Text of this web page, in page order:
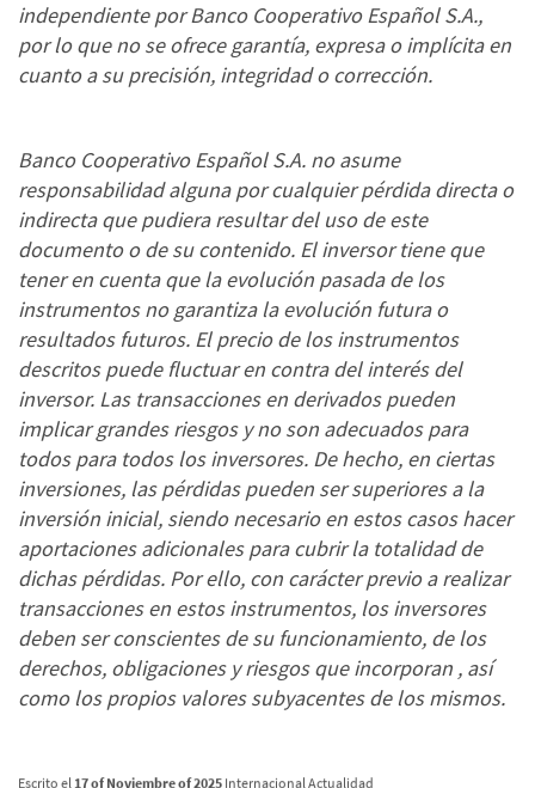
independiente por Banco Cooperativo Español S.A.,
por lo que no se ofrece garantía, expresa o implícita en
cuanto a su precisión, integridad o corrección.
Banco Cooperativo Español S.A. no asume
responsabilidad alguna por cualquier pérdida directa o
indirecta que pudiera resultar del uso de este
documento o de su contenido. El inversor tiene que
tener en cuenta que la evolución pasada de los
instrumentos no garantiza la evolución futura o
resultados futuros. El precio de los instrumentos
descritos puede fluctuar en contra del interés del
inversor. Las transacciones en derivados pueden
implicar grandes riesgos y no son adecuados para
todos para todos los inversores. De hecho, en ciertas
inversiones, las pérdidas pueden ser superiores a la
inversión inicial, siendo necesario en estos casos hacer
aportaciones adicionales para cubrir la totalidad de
dichas pérdidas. Por ello, con carácter previo a realizar
transacciones en estos instrumentos, los inversores
deben ser conscientes de su funcionamiento, de los
derechos, obligaciones y riesgos que incorporan , así
como los propios valores subyacentes de los mismos.
Escrito el 17 of Noviembre of 2025 Internacional Actualidad